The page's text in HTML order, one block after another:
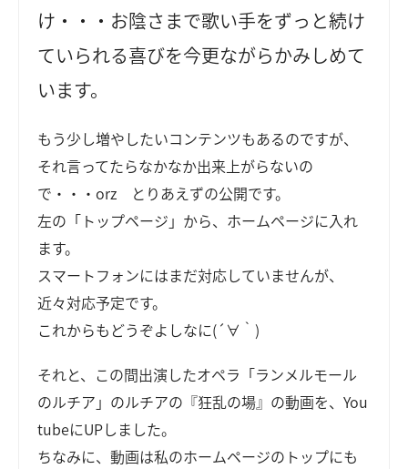
け・・・お陰さまで歌い手をずっと続け
ていられる喜びを今更ながらかみしめて
います。
もう少し増やしたいコンテンツもあるのですが、
それ言ってたらなかなか出来上がらないの
で・・・orz とりあえずの公開です。
左の「トップページ」から、ホームページに入れ
ます。
スマートフォンにはまだ対応していませんが、
近々対応予定です。
これからもどうぞよしなに(´∀｀)
それと、この間出演したオペラ「ランメルモール
のルチア」のルチアの『狂乱の場』の動画を、You
tubeにUPしました。
ちなみに、動画は私のホームページのトップにも